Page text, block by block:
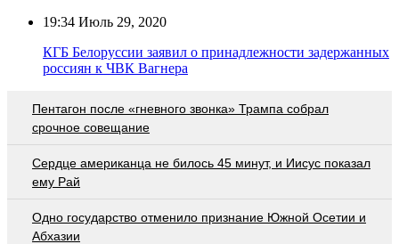
19:34 Июль 29, 2020
КГБ Белоруссии заявил о принадлежности задержанных
россиян к ЧВК Вагнера
Пентагон после «гневного звонка» Трампа собрал
срочное совещание
Сердце американца не билось 45 минут, и Иисус показал
ему Рай
Одно государство отменило признание Южной Осетии и
Абхазии